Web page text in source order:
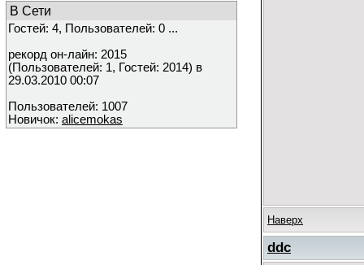
В Сети
Гостей: 4, Пользователей: 0 ...
рекорд он-лайн: 2015
(Пользователей: 1, Гостей: 2014) в
29.03.2010 00:07
Пользователей: 1007
Новичок: alicemokas
Наверх
ddc